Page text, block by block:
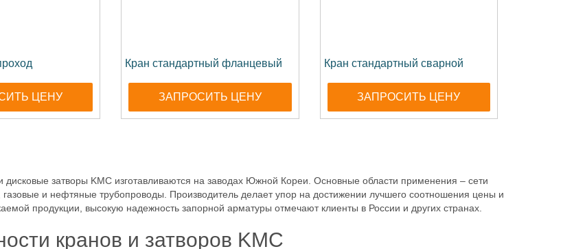
ЦЕНУ
Кран стандартный фланцевый
ЗАПРОСИТЬ ЦЕНУ
Кран стандартный сварной
ЗАПРОСИТЬ ЦЕНУ
затворы KMC изготавливаются на заводах Южной Кореи. Основные области применения – сети
и нефтяные трубопроводы. Производитель делает упор на достижении лучшего соотношения цены и
продукции, высокую надежность запорной арматуры отмечают клиенты в России и других странах.
кранов и затворов KMC